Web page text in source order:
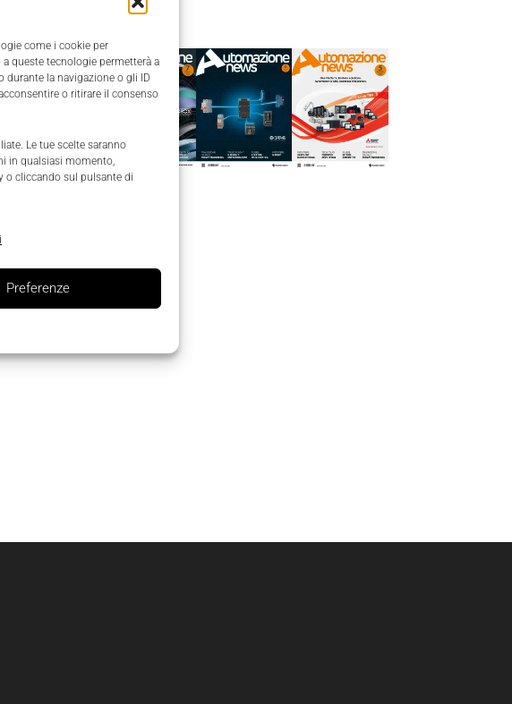
come i cookie per
queste tecnologie permetterà a
durante la navigazione o gli ID
o ritirare il consenso
Le tue scelte saranno
in qualsiasi momento,
o cliccando sul pulsante di
Preferenze
è
Edicola